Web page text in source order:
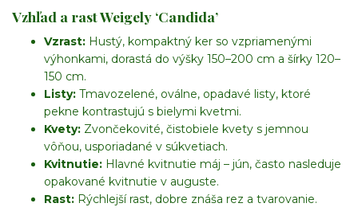
Vzhľad a rast Weigely ‘Candida’
Vzrast: Hustý, kompaktný ker so vzpriamenými
výhonkami, dorastá do výšky 150–200 cm a šírky 120–
150 cm.
Listy: Tmavozelené, oválne, opadavé listy, ktoré
pekne kontrastujú s bielymi kvetmi.
Kvety: Zvončekovité, čistobiele kvety s jemnou
vôňou, usporiadané v súkvetiach.
Kvitnutie: Hlavné kvitnutie máj – jún, často nasleduje
opakované kvitnutie v auguste.
Rast: Rýchlejší rast, dobre znáša rez a tvarovanie.